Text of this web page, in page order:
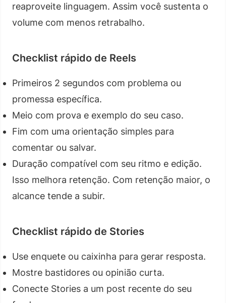
reaproveite linguagem. Assim você sustenta o
volume com menos retrabalho.
Checklist rápido de Reels
Primeiros 2 segundos com problema ou
promessa específica.
Meio com prova e exemplo do seu caso.
Fim com uma orientação simples para
comentar ou salvar.
Duração compatível com seu ritmo e edição.
Isso melhora retenção. Com retenção maior, o
alcance tende a subir.
Checklist rápido de Stories
Use enquete ou caixinha para gerar resposta.
Mostre bastidores ou opinião curta.
Conecte Stories a um post recente do seu